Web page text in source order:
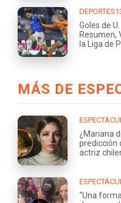
Goles de
Resumen,
la Liga de
MÁS DE
¿Mariana
predicción
actriz
“Una